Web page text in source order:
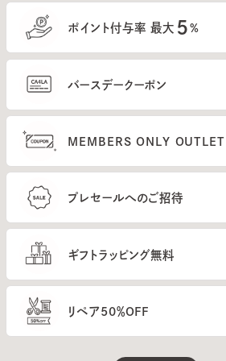
ポイント付与率 最大 %
バースデークーポン
MEMBERS ONLY OUTLETのご
プレセールへのご招待
ギフトラッピング無料
リペア50％OFF